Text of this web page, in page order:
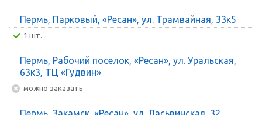
Пермь, Парковый, «Ресан», ул. Трамвайная, 33к5
1 шт.
Пермь, Рабочий поселок, «Ресан», ул. Уральская,
63к3, ТЦ «Гудвин»
Можно заказать